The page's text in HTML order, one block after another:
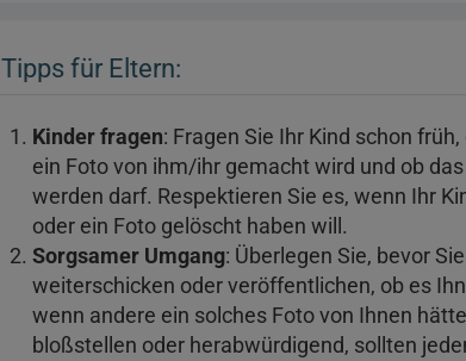
Tipps für Eltern:
Kinder fragen: Fragen Sie Ihr Kind schon
ein Foto von ihm/ihr gemacht wird und ob
werden darf. Respektieren Sie es, wenn Ihr
oder ein Foto gelöscht haben will.
Sorgsamer Umgang: Überlegen Sie, bevor
weiterschicken oder veröffentlichen, ob es
wenn andere ein solches Foto von Ihnen
bloßstellen oder herabwürdigend, sollten